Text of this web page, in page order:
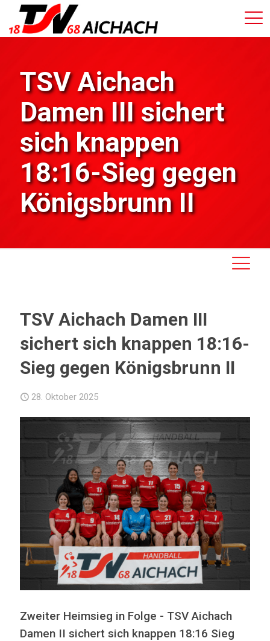
TSV Aichach
Damen III sichert
sich knappen
18:16-Sieg gegen
Königsbrunn II
TSV Aichach Damen III
sichert sich knappen 18:16-
Sieg gegen Königsbrunn II
28. Oktober 2025
Zweiter Heimsieg in Folge - TSV Aichach
Damen II sichert sich knappen 18:16 Sieg